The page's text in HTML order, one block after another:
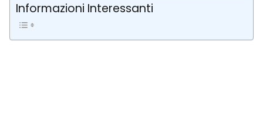
Informazioni Interessanti